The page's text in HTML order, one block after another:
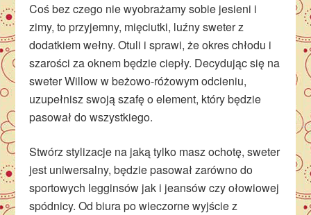
Coś bez czego nie wyobrażamy sobie jesieni i
zimy, to przyjemny, mięciutki, luźny sweter z
dodatkiem wełny. Otuli i sprawi, że okres chłodu i
szarości za oknem będzie ciepły. Decydując się na
sweter Willow w beżowo-różowym odcieniu,
uzupełnisz swoją szafę o element, który będzie
pasował do wszystkiego.
Stwórz stylizacje na jaką tylko masz ochotę, sweter
jest uniwersalny, będzie pasował zarówno do
sportowych legginsów jak i jeansów czy ołowiowej
spódnicy. Od biura po wieczorne wyjście z